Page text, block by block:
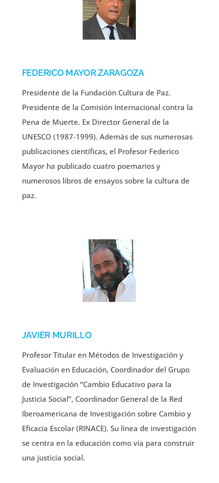
FEDERICO MAYOR ZARAGOZA
Presidente de la Fundación Cultura de Paz.
Presidente de la Comisión Internacional contra la
Pena de Muerte. Ex Director General de la
UNESCO (1987-1999). Además de sus numerosas
publicaciones científicas, el Profesor Federico
Mayor ha publicado cuatro poemarios y
numerosos libros de ensayos sobre la cultura de
paz.
JAVIER MURILLO
Profesor Titular en Métodos de Investigación y
Evaluación en Educación, Coordinador del Grupo
de Investigación “Cambio Educativo para la
Justicia Social”, Coordinador General de la Red
Iberoamericana de Investigación sobre Cambio y
Eficacia Escolar (RINACE). Su línea de investigación
se centra en la educación como vía para construir
una justicia social.